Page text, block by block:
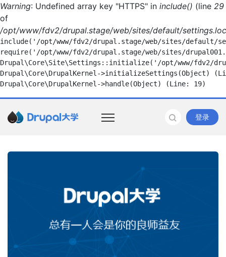
Warning: Undefined array key "HTTPS" in include() (line 29
of
/opt/www/fdv2/drupal.stage/web/sites/default/
include('/opt/www/fdv2/drupal.stage/web/sites/
require('/opt/www/fdv2/drupal.stage/web/sites/
Drupal\Core\Site\Settings::initialize('/opt/www/fdv2/
Drupal\Core\DrupalKernel->initializeSettings(Object)
登录